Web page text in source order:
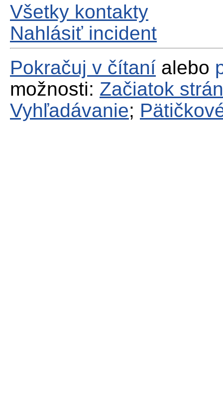
Všetky kontakty
Nahlásiť incident
Pokračuj v čítaní alebo
možnosti: Začiatok
Vyhľadávanie;